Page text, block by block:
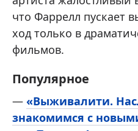
что Фаррелл пускает
ход только в
фильмов.
Популярное
— «Выживалити.
знакомимся с